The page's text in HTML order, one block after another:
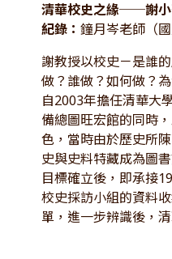
清華校史之緣──謝小
紀錄：鐘月岑老師（
謝教授以校史－是誰
做？誰做？如何做？
自2003年擔任清華大
備總圖旺宏館的同時
色，當時由於歷史所
史與史料特藏成為圖
目標確立後，即承接
校史採訪小組的資料
單，進一步辨識後，